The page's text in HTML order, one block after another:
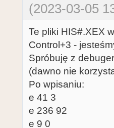
(2023-03-05
Te pliki HIS#.XEX
Control+3 -
Spróbuję z
(dawno nie
Po wpisaniu:
e 41 3
e 236 92
e 9 0